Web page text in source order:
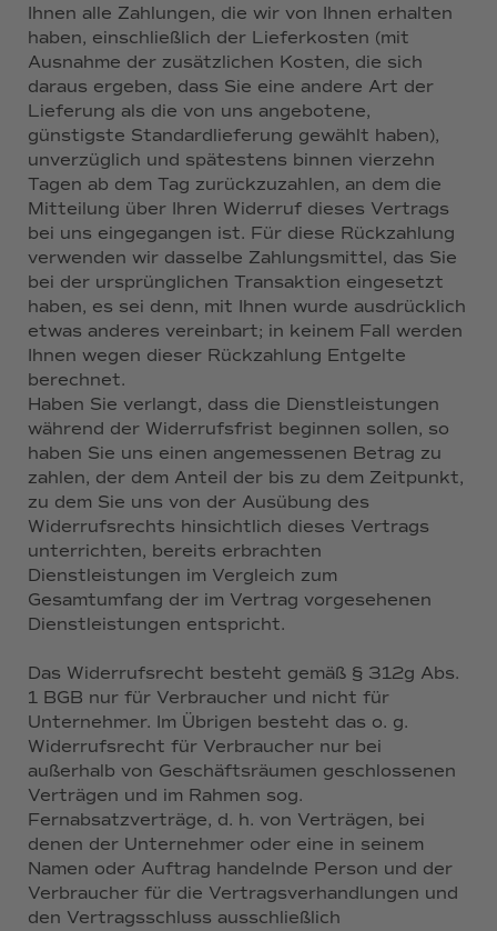
Ihnen alle Zahlungen, die wir von Ihnen erhalten
haben, einschließlich der Lieferkosten (mit
Ausnahme der zusätzlichen Kosten, die sich
daraus ergeben, dass Sie eine andere Art der
Lieferung als die von uns angebotene,
günstigste Standardlieferung gewählt haben),
unverzüglich und spätestens binnen vierzehn
Tagen ab dem Tag zurückzuzahlen, an dem die
Mitteilung über Ihren Widerruf dieses Vertrags
bei uns eingegangen ist. Für diese Rückzahlung
verwenden wir dasselbe Zahlungsmittel, das Sie
bei der ursprünglichen Transaktion eingesetzt
haben, es sei denn, mit Ihnen wurde ausdrücklich
etwas anderes vereinbart; in keinem Fall werden
Ihnen wegen dieser Rückzahlung Entgelte
berechnet.
Haben Sie verlangt, dass die Dienstleistungen
während der Widerrufsfrist beginnen sollen, so
haben Sie uns einen angemessenen Betrag zu
zahlen, der dem Anteil der bis zu dem Zeitpunkt,
zu dem Sie uns von der Ausübung des
Widerrufsrechts hinsichtlich dieses Vertrags
unterrichten, bereits erbrachten
Dienstleistungen im Vergleich zum
Gesamtumfang der im Vertrag vorgesehenen
Dienstleistungen entspricht.
Das Widerrufsrecht besteht gemäß § 312g Abs.
1 BGB nur für Verbraucher und nicht für
Unternehmer. Im Übrigen besteht das o. g.
Widerrufsrecht für Verbraucher nur bei
außerhalb von Geschäftsräumen geschlossenen
Verträgen und im Rahmen sog.
Fernabsatzverträge, d. h. von Verträgen, bei
denen der Unternehmer oder eine in seinem
Namen oder Auftrag handelnde Person und der
Verbraucher für die Vertragsverhandlungen und
den Vertragsschluss ausschließlich